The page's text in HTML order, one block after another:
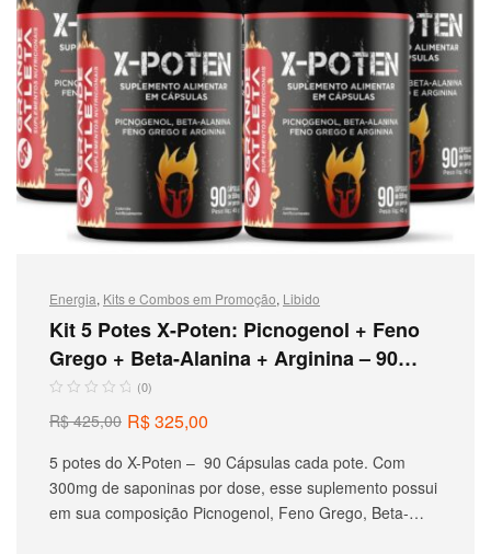
Energia, Kits e Combos em Promoção, Libido
Kit 5 Potes X-Poten: Picnogenol + Feno
Grego + Beta-Alanina + Arginina – 90
Caps cada
(0)
R$425,00 R$325,00
5 potes do X-Poten – 90 Cápsulas cada pote. Com
300mg de saponinas por dose, esse suplemento possui
em sua composição Picnogenol, Feno Grego, Beta-